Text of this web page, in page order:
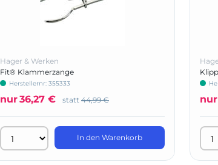
Hager & Werken
Fit® Klammerzange
Herstellernr: 355333
nur36,27 € statt 44,99 €
In den Warenkorb
nur